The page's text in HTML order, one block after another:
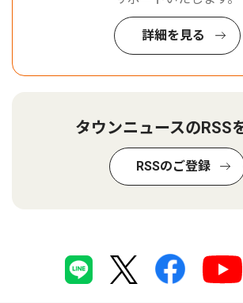
詳細を見る
タウンニュースのRSS
RSSのご登録